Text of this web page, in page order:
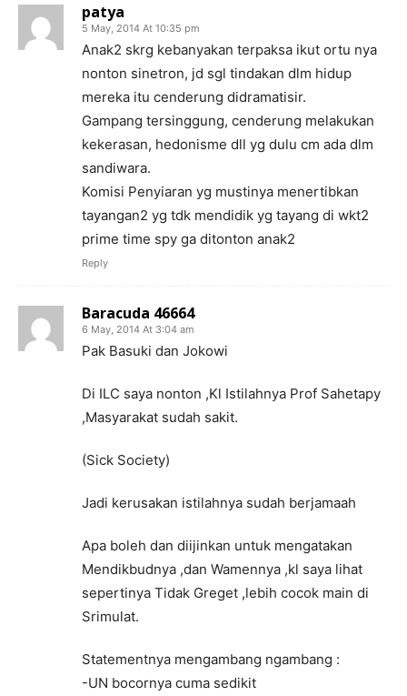
patya
5 May, 2014 At 10:35 pm
Anak2 skrg kebanyakan terpaksa ikut ortu nya
nonton sinetron, jd sgl tindakan dlm hidup
mereka itu cenderung didramatisir.
Gampang tersinggung, cenderung melakukan
kekerasan, hedonisme dll yg dulu cm ada dlm
sandiwara.
Komisi Penyiaran yg mustinya menertibkan
tayangan2 yg tdk mendidik yg tayang di wkt2
prime time spy ga ditonton anak2
Reply
Baracuda 46664
6 May, 2014 At 3:04 am
Pak Basuki dan Jokowi
Di ILC saya nonton ,Kl Istilahnya Prof Sahetapy
,Masyarakat sudah sakit.
(Sick Society)
Jadi kerusakan istilahnya sudah berjamaah
Apa boleh dan diijinkan untuk mengatakan
Mendikbudnya ,dan Wamennya ,kl saya lihat
sepertinya Tidak Greget ,lebih cocok main di
Srimulat.
Statementnya mengambang ngambang :
-UN bocornya cuma sedikit